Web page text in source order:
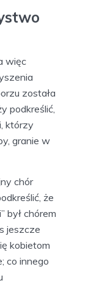
więc
została
podkreślić,
którzy
granie w
chór
że
był chórem
jeszcze
kobietom
co innego